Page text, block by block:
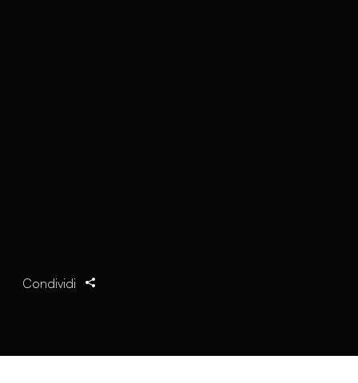
Condividi